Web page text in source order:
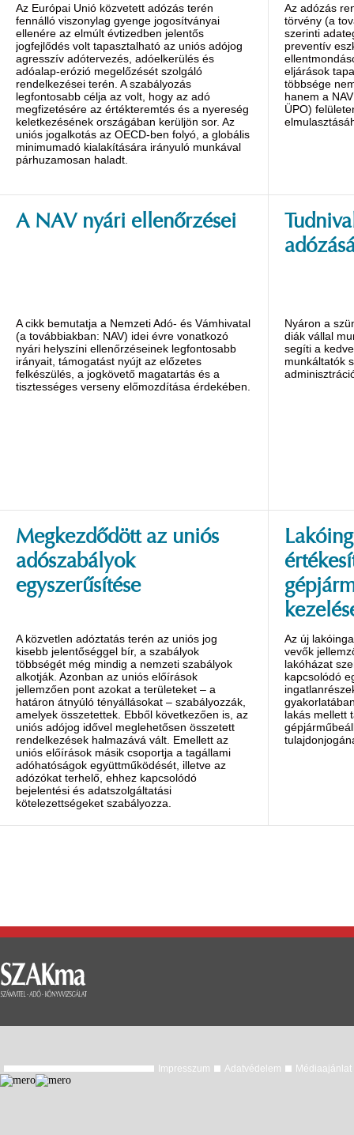
Az Európai Unió közvetett adózás terén
fennálló viszonylag gyenge jogosítványai
ellenére az elmúlt évtizedben jelentős
jogfejlődés volt tapasztalható az uniós adójog
agresszív adótervezés, adóelkerülés és
adóalap-erózió megelőzését szolgáló
rendelkezései terén. A szabályozás
legfontosabb célja az volt, hogy az adó
megfizetésére az értékteremtés és a nyereség
keletkezésének országában kerüljön sor. Az
uniós jogalkotás az OECD-ben folyó, a globális
minimumadó kialakítására irányuló munkával
párhuzamosan haladt.
Az adózás
törvény (a
szerinti
preventív
eljárások
többsége
hanem a
ÜPO)
A NAV nyári ellenőrzései
A cikk bemutatja a Nemzeti Adó- és Vámhivatal
(a továbbiakban: NAV) idei évre vonatkozó
nyári helyszíni ellenőrzéseinek legfontosabb
irányait, támogatást nyújt az előzetes
felkészülés, a jogkövető magatartás és a
tisztességes verseny előmozdítása érdekében.
Nyáron a
diák vállal
segíti a
munkáltatók
Megkezdődött az uniós
adószabályok
egyszerűsítése
A közvetlen adóztatás terén az uniós jog
kisebb jelentőséggel bír, a szabályok
többségét még mindig a nemzeti szabályok
alkotják. Azonban az uniós előírások
jellemzően pont azokat a területeket – a
határon átnyúló tényállásokat – szabályozzák,
amelyek összetettek. Ebből következően is, az
uniós adójog idővel meglehetősen összetett
rendelkezések halmazává vált. Emellett az
uniós előírások másik csoportja a tagállami
adóhatóságok együttműködését, illetve az
adózókat terhelő, ehhez kapcsolódó
bejelentési és adatszolgáltatási
kötelezettségeket szabályozza.
Az új
vevők
lakóházat
kapcsolódó
lakás mellett
Impresszum Adatvédelem Médiaajánlat